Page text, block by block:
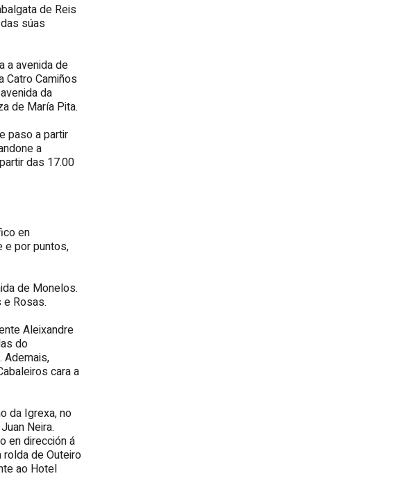
de Reis
súas
a avenida de
Catro Camiños
da
de María Pita.
paso a partir
a
das 17.00
en
e por puntos,
de Monelos.
Rosas.
Aleixandre
do
Ademais,
cara a
da Igrexa, no
Neira.
en dirección á
de Outeiro
ao Hotel